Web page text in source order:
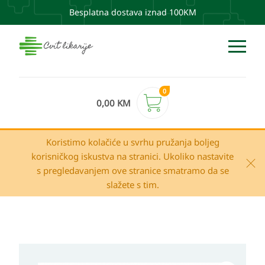
Besplatna dostava iznad 100KM
0,00 KM
0
Koristimo kolačiće u svrhu pružanja boljeg
korisničkog iskustva na stranici. Ukoliko nastavite
s pregledavanjem ove stranice smatramo da se
slažete s tim.